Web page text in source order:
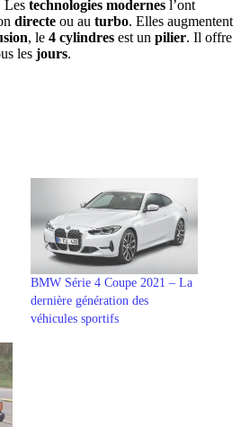
Les technologies modernes l’ont
directe ou au turbo. Elles augmentent
, le 4 cylindres est un pilier. Il offre
les jours.
BMW Série 4 Coupe 2021 – La
dernière génération des
véhicules sportifs